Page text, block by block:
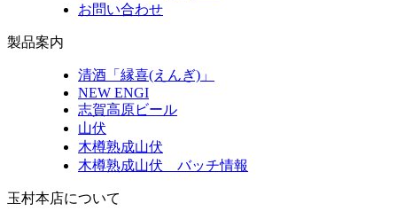
お問い合わせ
製品案内
清酒「縁喜(えんぎ)」
NEW ENGI
志賀高原ビール
山伏
木樽熟成山伏
木樽熟成山伏 バッチ情報
玉村本店について